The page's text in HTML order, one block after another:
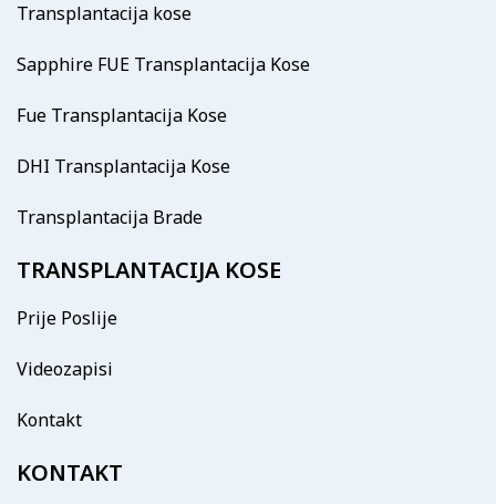
Transplantacija kose
Sapphire FUE Transplantacija Kose
Fue Transplantacija Kose
DHI Transplantacija Kose
Transplantacija Brade
TRANSPLANTACIJA KOSE
Prije Poslije
Videozapisi
Kontakt
KONTAKT